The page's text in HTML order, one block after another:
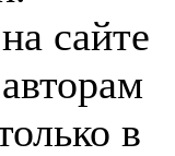
сайте
в